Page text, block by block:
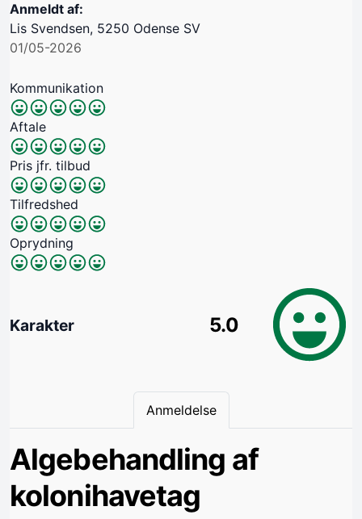
Anmeldt af:
Lis Svendsen, 5250 Odense SV
01/05-2026
Kommunikation
Aftale
Pris jfr. tilbud
Tilfredshed
Oprydning
Karakter 5.0
Anmeldelse
Algebehandling af
kolonihavetag